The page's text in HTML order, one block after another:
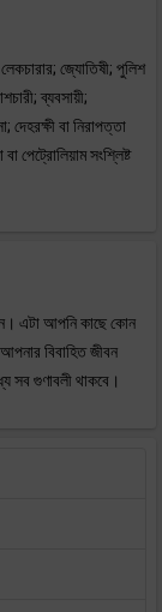
জ্যোতিষী; পুলিশ
ব্যবসায়ী;
দেহরক্ষী বা নিরাপত্তা
পেট্রোলিয়াম সংশ্লিষ্ট
এটা আপনি কাছে কোন
বিবাহিত জীবন
সব গুণাবলী থাকবে।